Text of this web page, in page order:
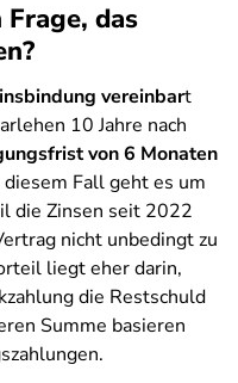
das
vereinbart
10 Jahre nach
von 6 Monaten
Fall geht es um
die Zinsen seit 2022
nicht unbedingt zu
liegt eher darin,
die Restschuld
Summe basieren